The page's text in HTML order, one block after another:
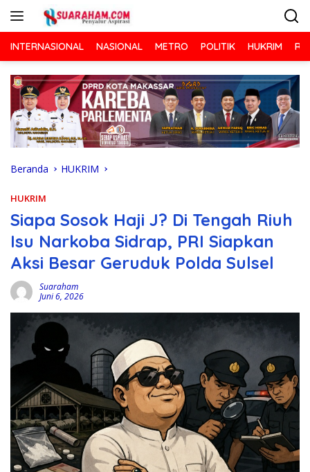
INTERNASIONAL NASIONAL METRO POLITIK HUKRIM
Beranda HUKRIM
HUKRIM
Siapa Sosok Haji J? Di Tengah Riuh
Isu Narkoba Sidrap, PRI Siapkan
Aksi Besar Geruduk Polda Sulsel
Suaraham
Juni 6, 2026